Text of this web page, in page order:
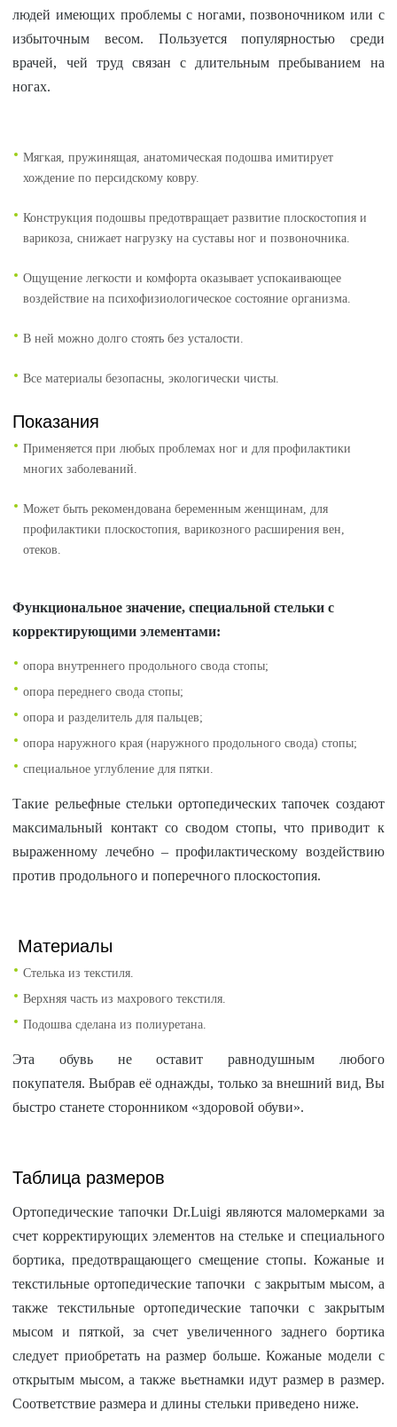
людей имеющих проблемы с ногами, позвоночником или с
избыточным весом. Пользуется популярностью среди
врачей, чей труд связан с длительным пребыванием на
ногах.
Мягкая, пружинящая, анатомическая подошва имитирует
хождение по персидскому ковру.
Конструкция подошвы предотвращает развитие плоскостопия и
варикоза, снижает нагрузку на суставы ног и позвоночника.
Ощущение легкости и комфорта оказывает успокаивающее
воздействие на психофизиологическое состояние организма.
В ней можно долго стоять без усталости.
Все материалы безопасны, экологически чисты.
Показания
Применяется при любых проблемах ног и для профилактики
многих заболеваний.
Может быть рекомендована беременным женщинам, для
профилактики плоскостопия, варикозного расширения вен,
отеков.
Функциональное значение, специальной стельки с
корректирующими элементами:
опора внутреннего продольного свода стопы;
опора переднего свода стопы;
опора и разделитель для пальцев;
опора наружного края (наружного продольного свода) стопы;
специальное углубление для пятки.
Такие рельефные стельки ортопедических тапочек создают
максимальный контакт со сводом стопы, что приводит к
выраженному лечебно – профилактическому воздействию
против продольного и поперечного плоскостопия.
Материалы
Стелька из текстиля.
Верхняя часть из махрового текстиля.
Подошва сделана из полиуретана.
Эта обувь не оставит равнодушным любого
покупателя. Выбрав её однажды, только за внешний вид, Вы
быстро станете сторонником «здоровой обуви».
Таблица размеров
Ортопедические тапочки Dr.Luigi являются маломерками за
счет корректирующих элементов на стельке и специального
бортика, предотвращающего смещение стопы. Кожаные и
текстильные ортопедические тапочки с закрытым мысом, а
также текстильные ортопедические тапочки с закрытым
мысом и пяткой, за счет увеличенного заднего бортика
следует приобретать на размер больше. Кожаные модели с
открытым мысом, а также вьетнамки идут размер в размер.
Соответствие размера и длины стельки приведено ниже.